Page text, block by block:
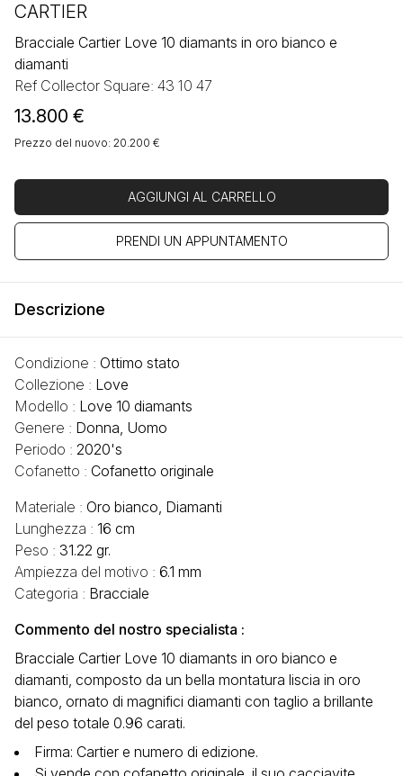
CARTIER
Bracciale Cartier Love 10 diamants in oro bianco e
diamanti
Ref Collector Square: 43 10 47
13.800 €
Prezzo del nuovo: 20.200 €
AGGIUNGI AL CARRELLO
PRENDI UN APPUNTAMENTO
Descrizione
Condizione : Ottimo stato
Collezione : Love
Modello : Love 10 diamants
Genere : Donna, Uomo
Periodo : 2020's
Cofanetto : Cofanetto originale
Materiale : Oro bianco, Diamanti
Lunghezza : 16 cm
Peso : 31.22 gr.
Ampiezza del motivo : 6.1 mm
Categoria : Bracciale
Commento del nostro specialista :
Bracciale Cartier Love 10 diamants in oro bianco e
diamanti, composto da un bella montatura liscia in oro
bianco, ornato di magnifici diamanti con taglio a brillante
del peso totale 0.96 carati.
Firma: Cartier e numero di edizione.